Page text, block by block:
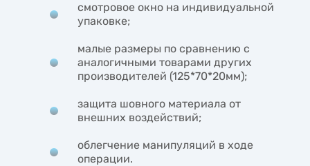
смотровое окно на индивидуальной
упаковке;
малые размеры по сравнению с
аналогичными товарами других
производителей (125*70*20мм);
защита шовного материала от
внешних воздействий;
облегчение манипуляций в ходе
операции.